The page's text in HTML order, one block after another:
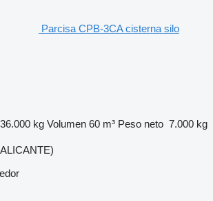
Parcisa CPB-3CA cisterna silo
36.000 kg Volumen 60 m³ Peso neto 7.000 kg